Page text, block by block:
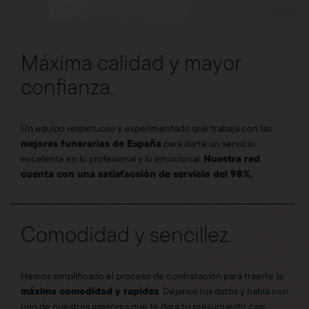
Máxima calidad y mayor
confianza.
Un equipo respetuoso y experimentado que trabaja con las
mejores funerarias de España para darte un servicio
excelente en lo profesional y lo emocional. Nuestra red
cuenta con una satisfacción de servicio del 98%.
Comodidad y sencillez.
Hemos simplificado el proceso de contratación para traerte la
máxima comodidad y rapidez. Déjanos tus datos y habla con